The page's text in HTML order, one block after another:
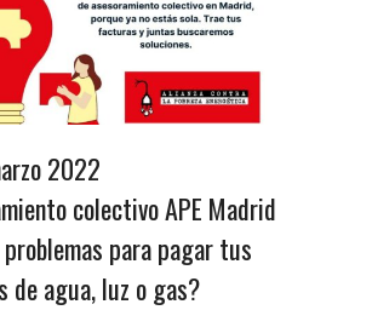
2022
colectivo APE Madrid
para pagar tus
de agua, luz o gas?